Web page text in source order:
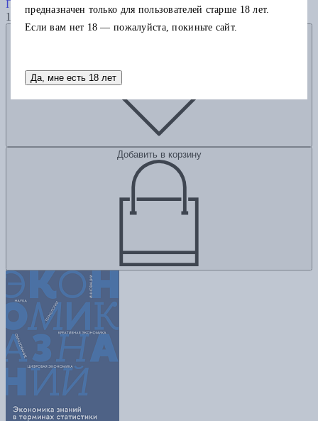
Пфайффер С.
1360
Добавить в избранное
Добавить в корзину
предназначен только для пользователей старше 18 лет.
Если вам нет 18 — пожалуйста, покиньте сайт.
Да, мне есть 18 лет